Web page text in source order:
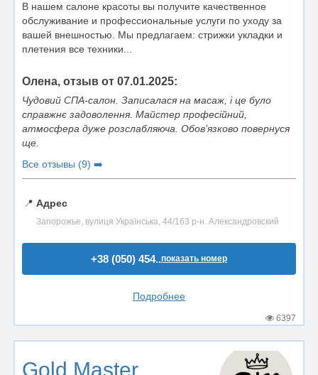
В нашем салоне красоты вы получите качественное
обслуживание и профессиональные услуги по уходу за
вашей внешностью. Мы предлагаем: стрижки укладки и
плетения все техники...
Олена, отзыв от 07.01.2025:
Чудовий СПА-салон. Записалася на масаж, і це було
справжнє задоволення. Майстер професійний,
атмосфера дуже розслабляюча. Обов’язково повернуся
ще.
Все отзывы (9) ➡️
📍 Адрес
Запорожье, вулиця Українська, 44/163 р-н. Александровский
+38 (050) 454..показать номер
Подробнее
6397
Gold Master